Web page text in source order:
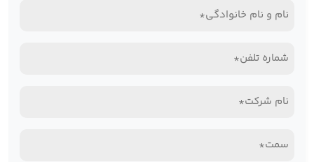
نام
نام
(Required)
تلفن
(Required)نام
(Required)سمت*